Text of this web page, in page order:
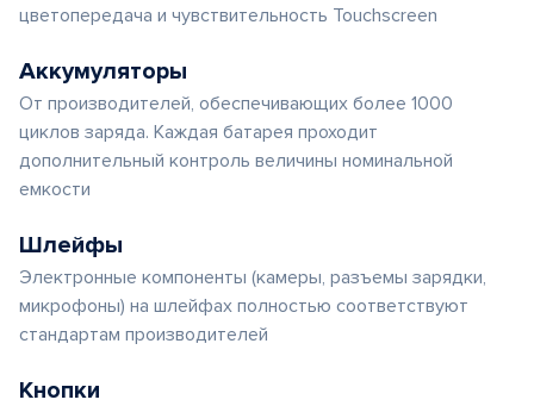
цветопередача и чувствительность Touchscreen
Аккумуляторы
От производителей, обеспечивающих более 1000
циклов заряда. Каждая батарея проходит
дополнительный контроль величины номинальной
емкости
Шлейфы
Электронные компоненты (камеры, разъемы зарядки,
микрофоны) на шлейфах полностью соответствуют
стандартам производителей
Кнопки